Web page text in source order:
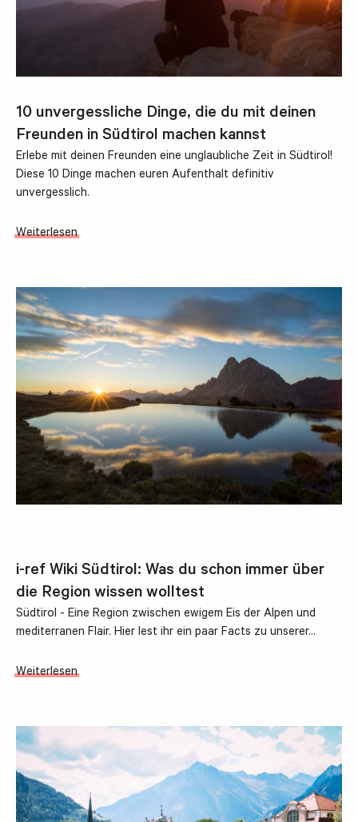
10 unvergessliche Dinge, die du mit deinen
Freunden in Südtirol machen kannst
Erlebe mit deinen Freunden eine unglaubliche Zeit in Südtirol!
Diese 10 Dinge machen euren Aufenthalt definitiv
unvergesslich.
Weiterlesen
i-ref Wiki Südtirol: Was du schon immer über
die Region wissen wolltest
Südtirol - Eine Region zwischen ewigem Eis der Alpen und
mediterranen Flair. Hier lest ihr ein paar Facts zu unserer…
Weiterlesen